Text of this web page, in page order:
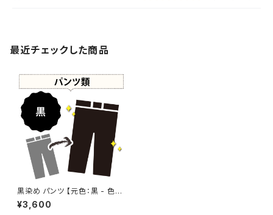
最近チェックした商品
黒染め パンツ 【元色：黒 - 色あ
せあり】 -染め直し[漆黒 - Blac
k]407-0197
¥3,600